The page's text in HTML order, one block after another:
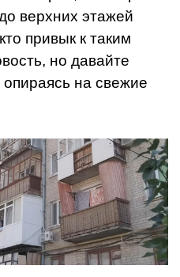
верхних этажей
привык к таким
но давайте
на свежие